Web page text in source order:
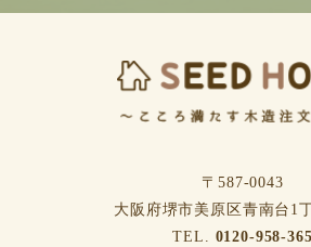
〒587-0043
⼤阪府堺市美原区⻘南台1
TEL. 0120-958-365